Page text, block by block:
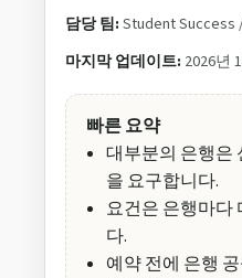
담당 팀: Student Success
마지막 업데이트: 2026년
빠른 요약
대부분의 은행은
을 요구합니다.
요건은 은행마다
다.
예약 전에 은행